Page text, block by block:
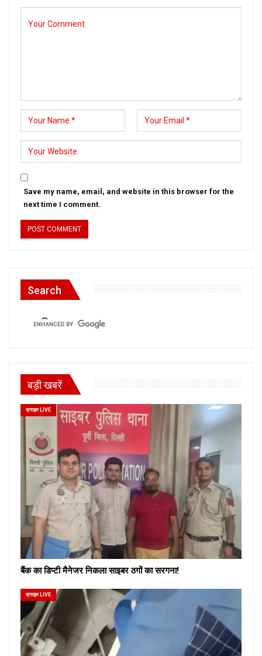
Save my name, email, and website in this browser for the
next time I comment.
Search
बड़ी खबरें
क्राइम LIVE
बैंक का डिप्टी मैनेजर निकला साइबर ठगों का सरगना!
क्राइम LIVE